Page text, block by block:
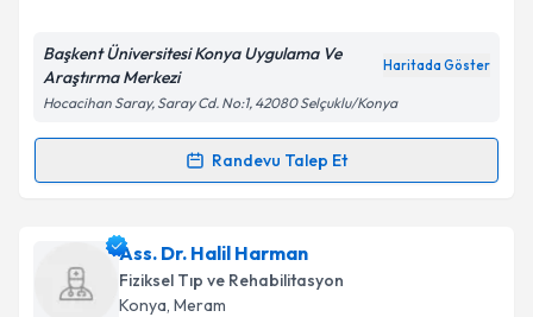
Kişisel verilerimin işlenmesine ilişkinAydınlatma
'ni okudum ve kişisel verilerimin belirtilen
kapsamda işlenmesini kabul ediyorum.
Takvim Talebini Gönder
Başkent Üniversitesi Konya Uygulama Ve
Araştırma Merkezi
Haritada Göster
Hocacihan Saray, Saray Cd. No:1, 42080 Selçuklu/Konya
Randevu Talep Et
Randevu Takvimi Talebi
Dr. Şenay Kartaliçin randevu takvimi talebi
oluşturun. Size bu uzmandan randevu almanız için bir
takvim hazırlandığında e-posta ile bilgilendireceğiz.
Ass. Dr. Halil Harman
Fiziksel Tıp ve Rehabilitasyon
Konya, Meram